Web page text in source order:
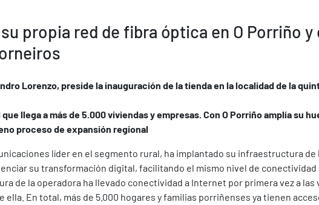
propia red de fibra óptica en O Porriño
Lorenzo, preside la inauguración de la tienda en la localidad de la
llega a más de 5.000 viviendas y empresas.Con O Porriño amplía su
proceso de expansión regional
líder en el segmento rural, ha implantado su infraestructura de
su transformación digital, facilitando el mismo nivel de
de la operadora ha llevado conectividad a Internet por primera vez a
ella. En total, más de 5.000 hogares y familias porriñenses ya tienen